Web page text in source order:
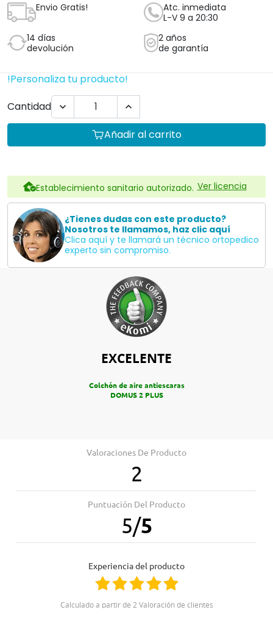
Envio Gratis!
Atc. inmediata
L-V 9 a 20:30
14 días
devolución
2 años
de garantía
!Personaliza tu producto!
Cantidad
 
Añadir al carrito
Establecimiento sanitario autorizado. Ver licencia
¿Tienes dudas con este producto?
Nosotros te llamamos, haz clic aquí
Clica aquí y te llamará un técnico ortopedico
experto sin compromiso.
EXCELENTE
Colchón de aire antiescaras
DOMUS 2 PLUS
Valoraciones De Producto
2
Puntuación Del Producto
5/5
Experiencia del producto
Calculado a partir de 2 Valoración de clientes
Profesionales
Plan para empresas Ortoespaña
Profesionales de la salud
Centros de educación especial
Residencias
Te informamos sin compromiso